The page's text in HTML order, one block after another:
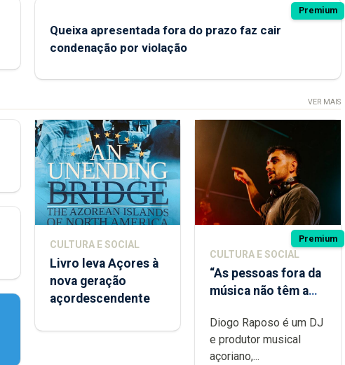
Premium
Queixa apresentada fora do prazo faz cair
condenação por violação
VER MAIS
CULTURA E SOCIAL
Livro leva Açores à
nova geração
açordescendente
Premium
CULTURA E SOCIAL
“As pessoas fora da
música não têm a
difícil é produzir
uma música”
Diogo Raposo é um DJ
e produtor musical
açoriano,...